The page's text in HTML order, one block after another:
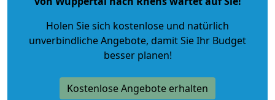
Holen Sie sich kostenlose und natürlich
unverbindliche Angebote, damit Sie Ihr Budget
besser planen!
Kostenlose Angebote erhalten